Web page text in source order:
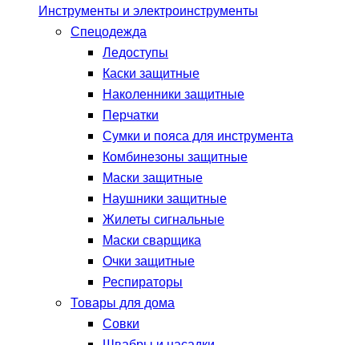
Инструменты и электроинструменты
Спецодежда
Ледоступы
Каски защитные
Наколенники защитные
Перчатки
Сумки и пояса для инструмента
Комбинезоны защитные
Маски защитные
Наушники защитные
Жилеты сигнальные
Маски сварщика
Очки защитные
Респираторы
Товары для дома
Совки